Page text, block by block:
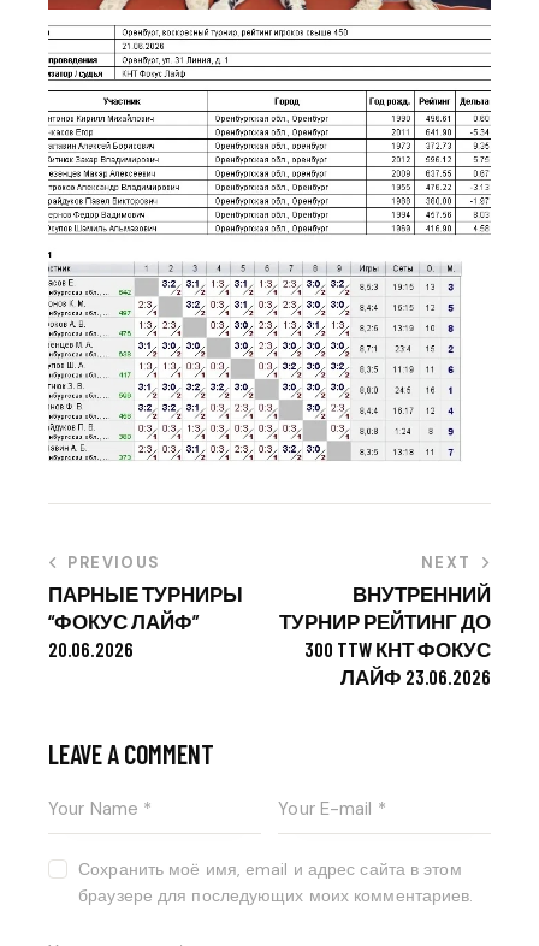
PREVIOUS
ПАРНЫЕ ТУРНИРЫ
“ФОКУС ЛАЙФ”
20.06.2026
NEXT
ВНУТРЕННИЙ
ТУРНИР РЕЙТИНГ ДО
300 TTW КНТ ФОКУС
ЛАЙФ 23.06.2026
LEAVE A COMMENT
Сохранить моё имя, email и адрес сайта в этом
браузере для последующих моих комментариев.